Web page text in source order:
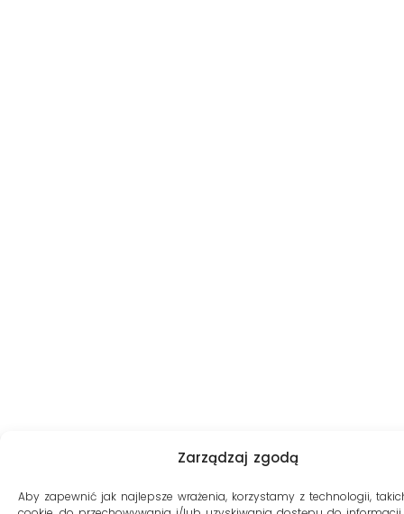
Zarządzaj zgodą
Aby zapewnić jak najlepsze wrażenia, korzystamy z technologii,